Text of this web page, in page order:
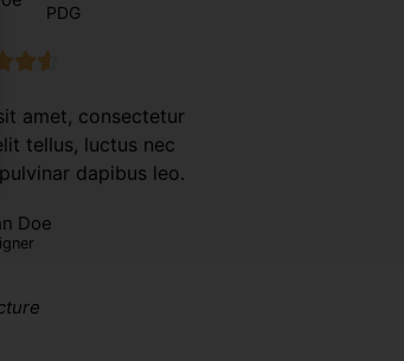
PDG

amet, consectetur
tellus, luctus nec
dapibus leo.
Doe